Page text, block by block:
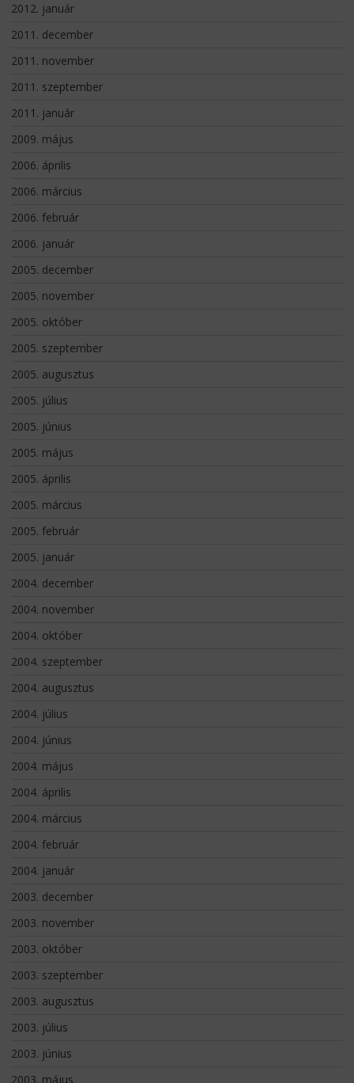
2012. január
2011. december
2011. november
2011. szeptember
2011. január
2009. május
2006. április
2006. március
2006. február
2006. január
2005. december
2005. november
2005. október
2005. szeptember
2005. augusztus
2005. július
2005. június
2005. május
2005. április
2005. március
2005. február
2005. január
2004. december
2004. november
2004. október
2004. szeptember
2004. augusztus
2004. július
2004. június
2004. május
2004. április
2004. március
2004. február
2004. január
2003. december
2003. november
2003. október
2003. szeptember
2003. augusztus
2003. július
2003. június
2003. május